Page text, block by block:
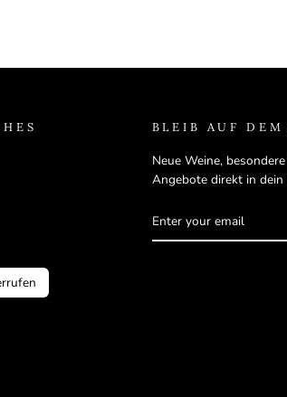
BLEIB AUF DEM
Neue Weine,
Angebote direkt in dein
YOUR
EMAIL